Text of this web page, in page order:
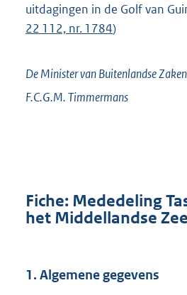
uitdagingen in de Golf van
22 112, nr. 1784)
De Minister van Buitenlandse
F.C.G.M.Timmermans
Fiche: Mededeling
het Middellandse
1. Algemene gegevens